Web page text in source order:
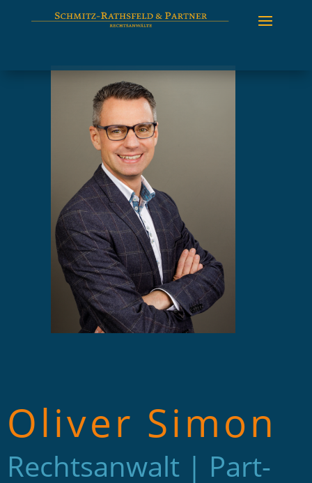
Oli­ver Simon
Rechts­an­walt | Part­